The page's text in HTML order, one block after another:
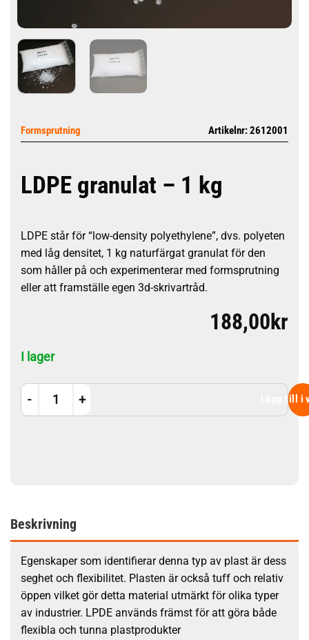
Formsprutning Artikelnr: 2612001
LDPE granulat – 1 kg
LDPE står för “low-density polyethylene”, dvs. polyeten
med låg densitet, 1 kg naturfärgat granulat för den
som håller på och experimenterar med formsprutning
eller att framställe egen 3d-skrivartråd.
188,00kr
I lager
LDPE granulat - 1 kg mängd
Lägg till i
Beskrivning
Egenskaper som identifierar denna typ av plast är dess
seghet och flexibilitet. Plasten är också tuff och relativ
öppen vilket gör detta material utmärkt för olika typer
av industrier. LPDE används främst för att göra både
flexibla och tunna plastprodukter